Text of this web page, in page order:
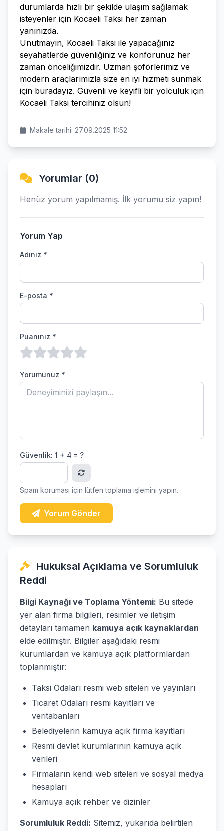
durumlarda hızlı bir şekilde ulaşım sağlamak
isteyenler için Kocaeli Taksi her zaman
yanınızda.
Unutmayın, Kocaeli Taksi ile yapacağınız
seyahatlerde güvenliğiniz ve konforunuz her
zaman önceliğimizdir. Uzman şoförlerimiz ve
modern araçlarımızla size en iyi hizmeti sunmak
için buradayız. Güvenli ve keyifli bir yolculuk için
Kocaeli Taksi tercihiniz olsun!
Makale tarihi: 27.09.2025 11:52
Yorumlar (0)
Henüz yorum yapılmamış. İlk yorumu siz yapın!
Yorum Yap
Adınız *
E-posta *
Puanınız *
Yorumunuz *
Güvenlik: 1 + 4 = ?
Spam koruması için lütfen toplama işlemini yapın.
Yorum Gönder
Hukuksal Açıklama ve Sorumluluk
Reddi
Bilgi Kaynağı ve Toplama Yöntemi: Bu sitede
yer alan firma bilgileri, resimler ve iletişim
detayları tamamen kamuya açık kaynaklardan
elde edilmiştir. Bilgiler aşağıdaki resmi
kurumlardan ve kamuya açık platformlardan
toplanmıştır:
Taksi Odaları resmi web siteleri ve yayınları
Ticaret Odaları resmi kayıtları ve
veritabanları
Belediyelerin kamuya açık firma kayıtları
Resmi devlet kurumlarının kamuya açık
verileri
Firmaların kendi web siteleri ve sosyal medya
hesapları
Kamuya açık rehber ve dizinler
Sorumluluk Reddi: Sitemiz, yukarıda belirtilen